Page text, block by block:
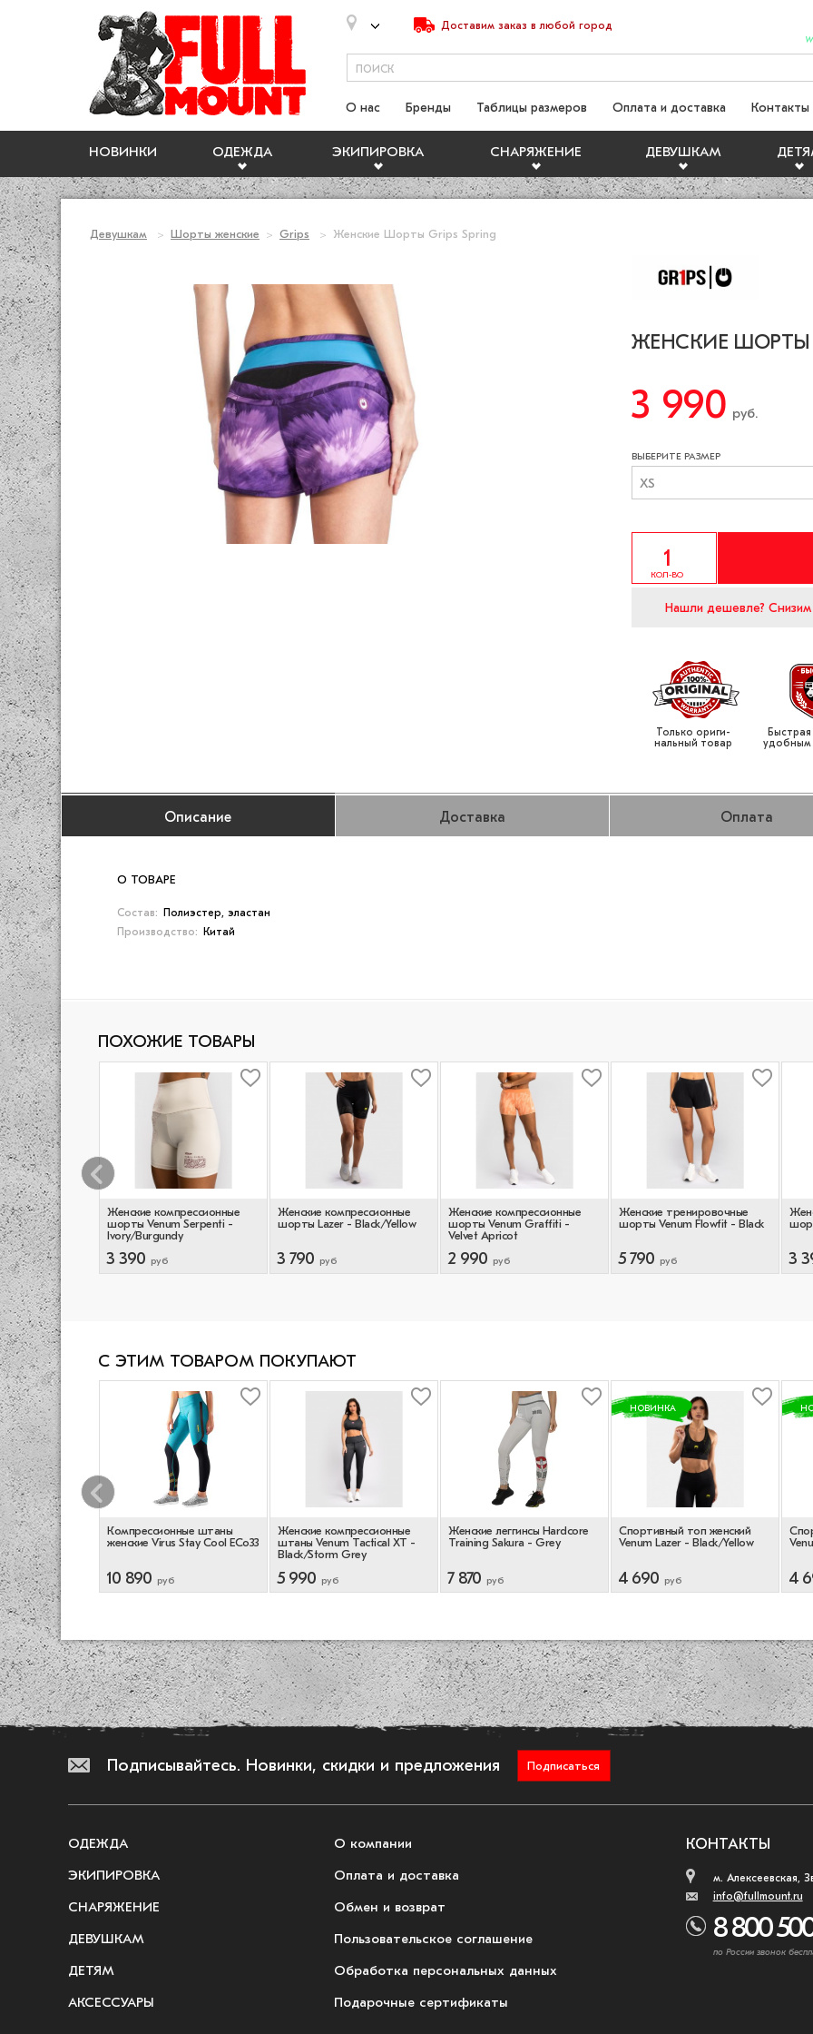
Доставим заказ в любой город
НОВИНКИ ОДЕЖДА ЭКИПИРОВКА СНАРЯЖЕНИЕ ДЕВУШКАМ
О нас Бренды Таблицы размеров Оплата и доставка Контакты
Девушкам Шорты женские Grips Женские Шорты Grips Spring
ЖЕНСКИЕ ШОРТЫ
3 990 руб.
ВЫБЕРИТЕ РАЗМЕР
XS
КОЛ-ВО
Нашли дешевле?
Только ориги­
нальный товар
Описание Доставка Оплата
О ТОВАРЕ
Состав:
Полиэстер, эластан
Производство:
Китай
ПОХОЖИЕ ТОВАРЫ
Sculpt -
Женские компрессионные
шорты Venum Serpenti -
Ivory/Burgundy
3 390 руб
Женские компрессионные
шорты Lazer - Black/Yellow
3 790 руб
Женские компрессионные
шорты Venum Graffiti -
Velvet Apricot
2 990 руб
Женские тренировочные
шорты Venum Flowfit - Black
5 790 руб 3
С ЭТИМ ТОВАРОМ ПОКУПАЮТ
Lazer -
Компрессионные штаны
женские Virus Stay Cool ECo33
10 890 руб
Женские компрессионные
штаны Venum Tactical XT -
Black/Storm Grey
5 990 руб
Женские леггинсы Hardcore
Training Sakura - Grey
7 870 руб
НОВИНКА
Спортивный топ женский
Venum Lazer - Black/Yellow
4 690 руб 4
Подписывайтесь. Новинки, скидки и предложения Подписаться
КОНТАКТЫ
м. Алексеевская,
info@fullmount.ru
8 800
по России звонок
ОДЕЖДА
ЭКИПИРОВКА
СНАРЯЖЕНИЕ
ДЕВУШКАМ
ДЕТЯМ
АКСЕССУАРЫ
О компании
Оплата и доставка
Обмен и возврат
Пользовательское соглашение
Обработка персональных данных
Подарочные сертификаты